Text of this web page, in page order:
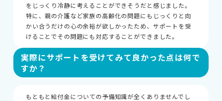
お知らせ
サイトマップ
プライバシーポリシー
個人情報の取り扱いについて
をじっくり冷静に考えることができそうだと感じました。
特に、親の介護など家族の高齢化の問題にもじっくりと向
かい合うだけの心の余裕が欲しかったため、サポートを受
けることでその問題にも対応することができました。
実際にサポートを受けてみて良かった点は何で
すか？
もともと給付金についての予備知識が全くありませんでし